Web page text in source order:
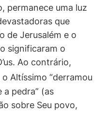
permanece uma luz
que
de Jerusalém e o
significaram o
Ao contrário,
o Altíssimo “derramou
a pedra” (as
sobre Seu povo,